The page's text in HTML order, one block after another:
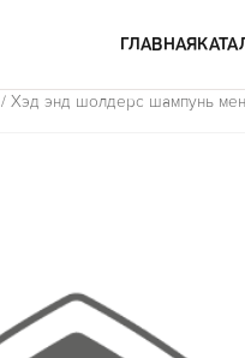
ГЛАВНАЯ
/ Хэд энд шолдерс шампунь